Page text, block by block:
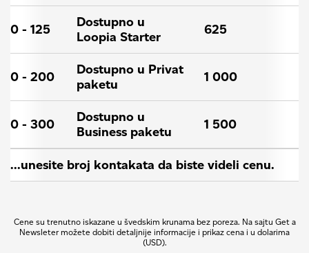
0 - 125
Dostupno u
Loopia Starter
625
0 - 200
Dostupno u Privat
paketu
1 000
0 - 300
Dostupno u
Business paketu
1 500
...unesite broj kontakata da biste videli cenu.
Cene su trenutno iskazane u švedskim krunama bez poreza. Na sajtu Get a
Newsleter možete dobiti detaljnije informacije i prikaz cena i u dolarima
(USD).